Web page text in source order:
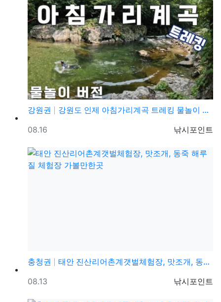
강원권
강원도 인제 아침가리계곡 트레킹 물놀이 등산코스 가볼만…
등록자
낚시포인트
등록일
08.16
충청권
태안 진산리어촌계갯벌체험장, 맛조개, 동죽 해루질 체험…
등록자
낚시포인트
등록일
08.13